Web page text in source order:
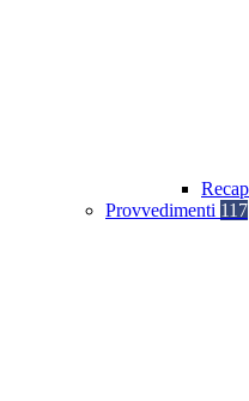
Provvedimenti 117